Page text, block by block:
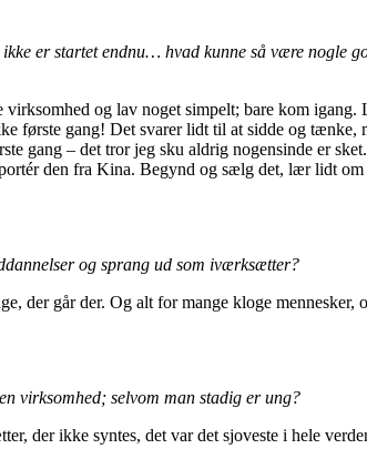
er startet endnu… hvad kunne så være nogle
og lav noget simpelt; bare kom
første gang! Det svarer lidt til at sidde og
gang – det tror jeg sku aldrig nogensinde er
den fra Kina. Begynd og sælg det, lær lidt
og sprang ud som iværksætter?
der går der. Og alt for mange kloge
virksomhed; selvom man stadig er ung?
der ikke syntes, det var det sjoveste i hele